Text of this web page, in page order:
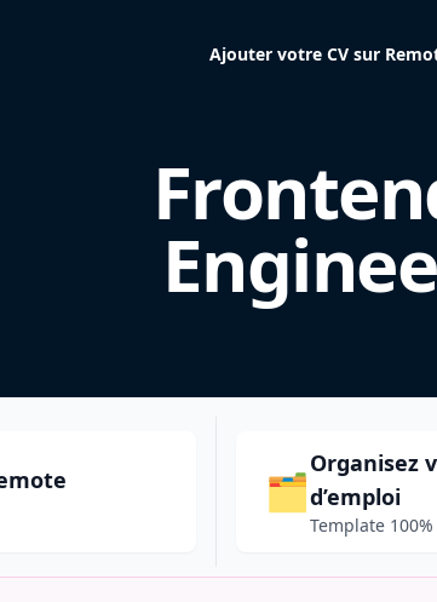
Ajouter votre CV sur
🗂️
Organisez
d’emploi
Template